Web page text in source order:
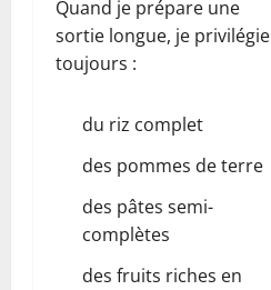
Quand je prépare une
sortie longue, je privilégie
toujours :
du riz complet
des pommes de terre
des pâtes semi-
complètes
des fruits riches en